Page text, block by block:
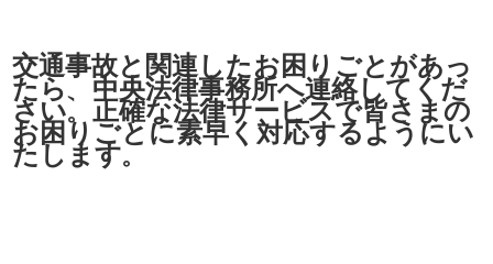
交通事故と 関連 したお 困 りごとがあっ
たら
中央法律事務所へ連絡してくだ
さい。 正確な法律サービスで皆さまの
お 困 りごとに素早 く 対応するようにい
たします。